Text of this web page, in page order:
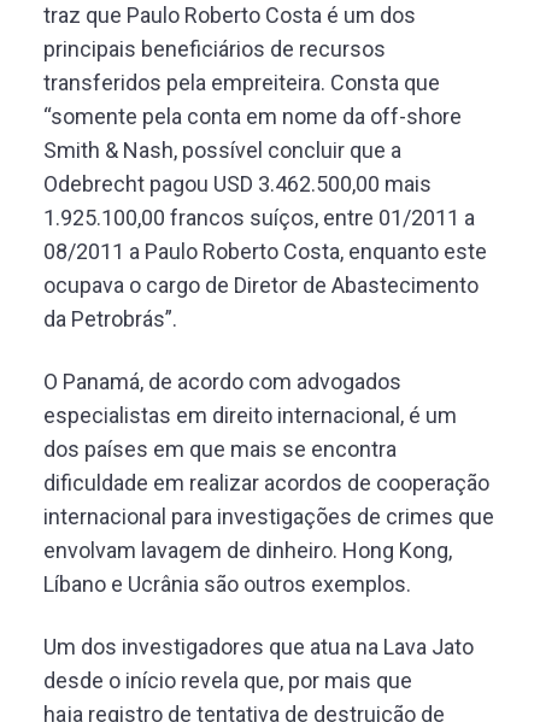
traz que Paulo Roberto Costa é um dos
principais beneficiários de recursos
transferidos pela empreiteira. Consta que
“somente pela conta em nome da off-shore
Smith & Nash, possível concluir que a
Odebrecht pagou USD 3.462.500,00 mais
1.925.100,00 francos suíços, entre 01/2011 a
08/2011 a Paulo Roberto Costa, enquanto este
ocupava o cargo de Diretor de Abastecimento
da Petrobrás”.
O Panamá, de acordo com advogados
especialistas em direito internacional, é um
dos países em que mais se encontra
dificuldade em realizar acordos de cooperação
internacional para investigações de crimes que
envolvam lavagem de dinheiro. Hong Kong,
Líbano e Ucrânia são outros exemplos.
Um dos investigadores que atua na Lava Jato
desde o início revela que, por mais que
haja registro de tentativa de destruição de